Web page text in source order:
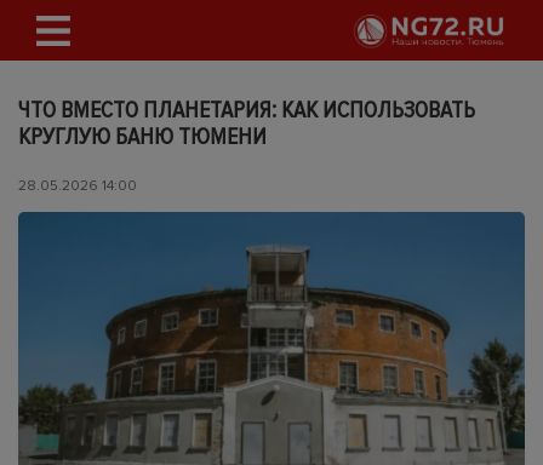
ЧТО ВМЕСТО ПЛАНЕТАРИЯ: КАК ИСПОЛЬЗОВАТЬ
КРУГЛУЮ БАНЮ ТЮМЕНИ
28.05.2026 14:00